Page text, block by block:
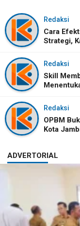
Redaksi
Cara
Strategi,
Redaksi
Skill
Redaksi
OPBM
Kota
ADVERTORIAL